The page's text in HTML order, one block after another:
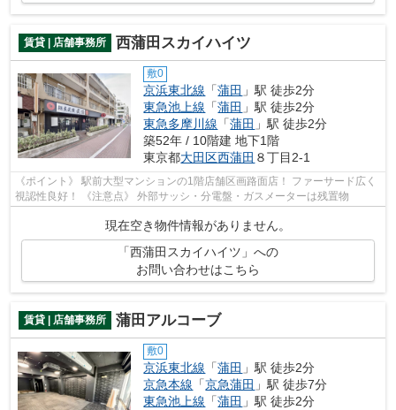
賃貸 | 店舗事務所 西蒲田スカイハイツ
敷0
京浜東北線 「蒲田 」駅 徒歩2分
東急池上線 「蒲田 」駅 徒歩2分
東急多摩川線 「蒲田 」駅 徒歩2分
築52年 / 10階建 地下1階
東京都大田区西蒲田 ８丁目2-1
《ポイント》 駅前大型マンションの1階店舗区画路面店！ ファーサード広く
視認性良好！ 《注意点》 外部サッシ・分電盤・ガスメーターは残置物
現在空き物件情報がありません。
「西蒲田スカイハイツ」への
お問い合わせはこちら
賃貸 | 店舗事務所 蒲田アルコーブ
敷0
京浜東北線 「蒲田 」駅 徒歩2分
京急本線 「京急蒲田 」駅 徒歩7分
東急池上線 「蒲田 」駅 徒歩2分